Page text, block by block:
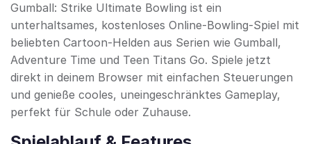
Gumball: Strike Ultimate Bowling ist ein
unterhaltsames, kostenloses Online-Bowling-Spiel mit
beliebten Cartoon-Helden aus Serien wie Gumball,
Adventure Time und Teen Titans Go. Spiele jetzt
direkt in deinem Browser mit einfachen Steuerungen
und genieße cooles, uneingeschränktes Gameplay,
perfekt für Schule oder Zuhause.